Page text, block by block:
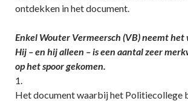
ontdekken in het document.
Enkel Wouter Vermeersch (VB) neemt het
Hij – en hij alleen – is een aantal zeer
op het spoor gekomen.
1.
Het document waarbij het Politiecollege